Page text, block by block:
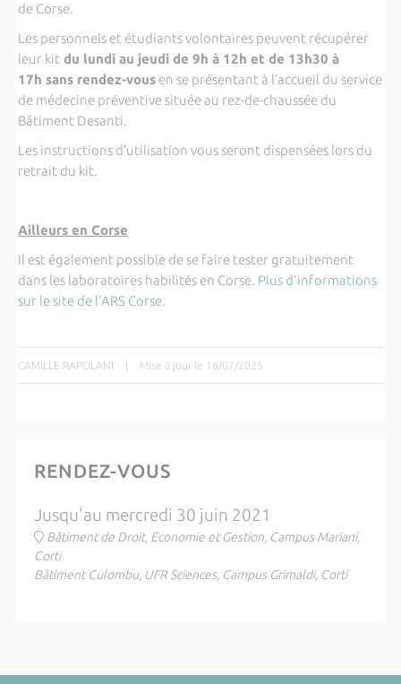
de Corse.
Les personnels et étudiants volontaires peuvent récupérer
leur kit du lundi au jeudi de 9h à 12h et de 13h30 à
17h sans rendez-vousen se présentant à l’accueil du service
de médecine préventive située au rez-de-chaussée du
Bâtiment Desanti.
Les instructions d’utilisation vous seront dispensées lors du
retrait du kit.
Ailleurs en Corse
Il est également possible de se faire tester gratuitement
dans les laboratoires habilités en Corse. Plus d'informations
sur le site de l'ARS Corse.
CAMILLE RAPOLANI Mise à jour le 16/07/2025
RENDEZ-VOUS
Jusqu'au mercredi 30 juin 2021
Bâtiment de Droit, Economie et Gestion, Campus Mariani,
Corti
Bâtiment Culombu, UFR Sciences, Campus Grimaldi, Corti